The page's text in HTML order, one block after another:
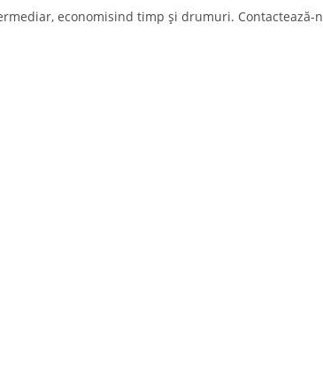
economisind timp și drumuri. Contactează-